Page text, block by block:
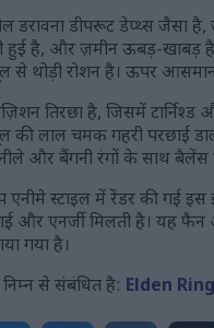
डरावना डीपरूट डेप्थ्स जैसा
हुई है, और ज़मीन ऊबड़-खाबड़ है,
से थोड़ी रोशन है। ऊपर
तिरछा है, जिसमें
की लाल चमक गहरी परछाई
और बैंगनी रंगों के साथ बैलेंस
एनीमे स्टाइल में रेंडर की गई
और एनर्जी मिलती है। यह फैन
गया है।
से संबंधित है: Elden